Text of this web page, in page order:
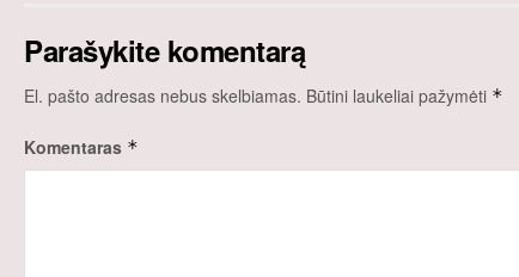
Parašykite komentarą
El. pašto adresas nebus skelbiamas. Būtini laukeliai pažymėti *
Komentaras *